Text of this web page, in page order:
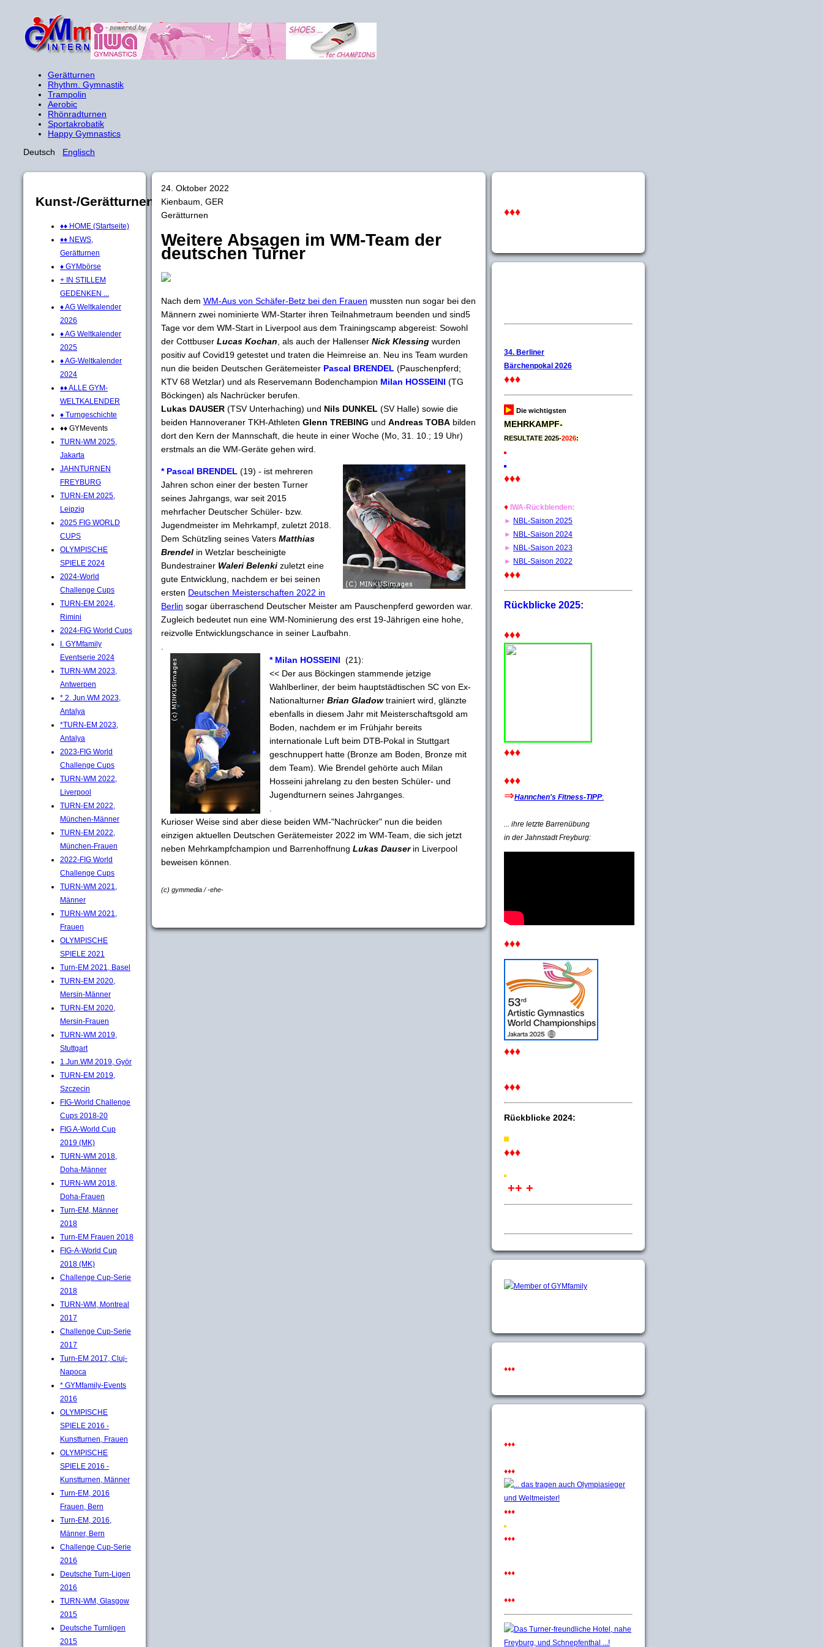
Gerätturnen
Rhythm. Gymnastik
Trampolin
Aerobic
Rhönradturnen
Sportakrobatik
Happy Gymnastics
Deutsch Englisch
Kunst-/Gerätturnen
♦♦ HOME (Startseite)
♦♦ NEWS,
Gerätturnen
♦ GYMbörse
+ IN STILLEM
GEDENKEN ...
♦ AG Weltkalender
2026
♦ AG Weltkalender
2025
♦ AG-Weltkalender
2024
♦♦ ALLE GYM-
WELTKALENDER
♦ Turngeschichte
♦♦ GYMevents
TURN-WM 2025,
Jakarta
JAHNTURNEN
FREYBURG
TURN-EM 2025,
Leipzig
2025 FIG WORLD
CUPS
OLYMPISCHE
SPIELE 2024
2024-World
Challenge Cups
TURN-EM 2024,
Rimini
2024-FIG World Cups
I. GYMfamily
Eventserie 2024
TURN-WM 2023,
Antwerpen
* 2. Jun.WM 2023,
Antalya
*TURN-EM 2023,
Antalya
2023-FIG World
Challenge Cups
TURN-WM 2022,
Liverpool
TURN-EM 2022,
München-Männer
TURN-EM 2022,
München-Frauen
2022-FIG World
Challenge Cups
TURN-WM 2021,
Männer
TURN-WM 2021,
Frauen
OLYMPISCHE
SPIELE 2021
Turn-EM 2021, Basel
TURN-EM 2020,
Mersin-Männer
TURN-EM 2020,
Mersin-Frauen
TURN-WM 2019,
Stuttgart
1.Jun.WM 2019, Györ
TURN-EM 2019,
Szczecin
FIG-World Challenge
Cups 2018-20
FIG A-World Cup
2019 (MK)
TURN-WM 2018,
Doha-Männer
TURN-WM 2018,
Doha-Frauen
Turn-EM, Männer
2018
Turn-EM Frauen 2018
FIG-A-World Cup
2018 (MK)
Challenge Cup-Serie
2018
TURN-WM, Montreal
2017
Challenge Cup-Serie
2017
Turn-EM 2017, Cluj-
Napoca
* GYMfamily-Events
2016
OLYMPISCHE
SPIELE 2016 -
Kunstturnen, Frauen
OLYMPISCHE
SPIELE 2016 -
Kunstturnen, Männer
Turn-EM, 2016
Frauen, Bern
Turn-EM, 2016,
Männer, Bern
Challenge Cup-Serie
2016
Deutsche Turn-Ligen
2016
TURN-WM, Glasgow
2015
Deutsche Turnligen
2015
24. Oktober 2022
Kienbaum, GER
Gerätturnen
Weitere Absagen im WM-Team der
deutschen Turner
Nach dem WM-Aus von Schäfer-Betz bei den Frauen mussten nun sogar bei den
Männern zwei nominierte WM-Starter ihren Teilnahmetraum beenden und sind5
Tage vor dem WM-Start in Liverpool aus dem Trainingscamp abgereist: Sowohl
der Cottbuser Lucas Kochan , als auch der Hallenser Nick Klessing wurden
positiv auf Covid19 getestet und traten die Heimreise an. Neu ins Team wurden
nun die beiden Deutschen Gerätemeister Pascal BRENDEL (Pauschenpferd;
KTV 68 Wetzlar) und als Reservemann Bodenchampion Milan HOSSEINI (TG
Böckingen) als Nachrücker berufen.
Lukas DAUSER (TSV Unterhaching) und Nils DUNKEL (SV Halle) sowie die
beiden Hannoveraner TKH-Athleten Glenn TREBING und Andreas TOBA bilden
dort den Kern der Mannschaft, die heute in einer Woche (Mo, 31. 10.; 19 Uhr)
erstmals an die WM-Geräte gehen wird.
* Pascal BRENDEL (19) - ist mehreren
Jahren schon einer der besten Turner
seines Jahrgangs, war seit 2015
mehrfacher Deutscher Schüler- bzw.
Jugendmeister im Mehrkampf, zuletzt 2018.
Dem Schützling seines Vaters Matthias
Brendel in Wetzlar bescheinigte
Bundestrainer Waleri Belenki zuletzt eine
gute Entwicklung, nachdem er bei seinen
ersten Deutschen Meisterschaften 2022 in
Berlin sogar überraschend Deutscher Meister am Pauschenpferd geworden war.
Zugleich bedeutet nun eine WM-Nominierung des erst 19-Jährigen eine hohe,
reizvolle Entwicklungschance in seiner Laufbahn.
* Milan HOSSEINI (21):
<< Der aus Böckingen stammende jetzige
Wahlberliner, der beim hauptstädtischen SC von Ex-
Nationalturner Brian Gladowtrainiert wird, glänzte
ebenfalls in diesem Jahr mit Meisterschaftsgold am
Boden, nachdem er im Frühjahr bereits
internationale Luft beim DTB-Pokal in Stuttgart
geschnuppert hatte (Bronze am Boden, Bronze mit
dem Team). Wie Brendel gehörte auch Milan
Hosseini jahrelang zu den besten Schüler- und
Jugendturnern seines Jahrganges.
Kurioser Weise sind aber diese beiden WM-"Nachrücker" nun die beiden
einzigen aktuellen Deutschen Gerätemeister 2022 im WM-Team, die sich jetzt
neben Mehrkampfchampion und Barrenhoffnung Lukas Dauserin Liverpool
beweisen können.
(c) gymmedia / -ehe-
♦♦♦
34. Berliner
Bärchenpokal 2026
♦♦♦
► Die wichtigsten
MEHRKAMPF-
RESULTATE 2025-2026:
♦♦♦
♦ IWA-Rückblenden:
► NBL-Saison 2025
► NBL-Saison 2024
► NBL-Saison 2023
► NBL-Saison 2022
♦♦♦
Rückblicke 2025:
♦♦♦
♦♦♦
♦♦♦
⇒Hannchen's Fitness-TIPP:
... ihre letzte Barrenübung
in der Jahnstadt Freyburg:
♦♦♦
♦♦♦
♦♦♦
Rückblicke 2024:
♦♦♦
++ +
♦♦♦
♦♦♦
♦♦♦
♦♦♦
♦♦♦
♦♦♦
♦♦♦